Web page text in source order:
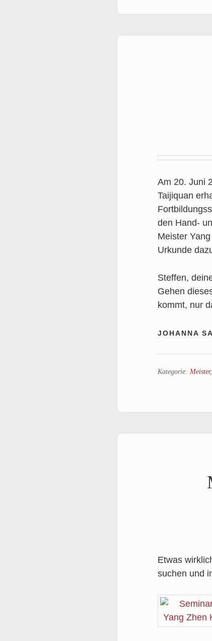
Am 20. Juni
Taijiquan
den Hand-
Meister
Urkunde
Steffen,
Gehen
kommt, nur
JOHANNA
Kategorie: Meister,
Etwas
suchen und